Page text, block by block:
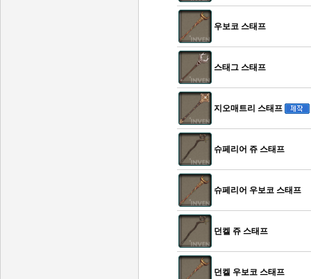
우보코 스태프
스태그 스태프
지오매트리 스태프
슈페리어 쥬 스태프
슈페리어 우보코 스태프
던켈 쥬 스태프
던켈 우보코 스태프